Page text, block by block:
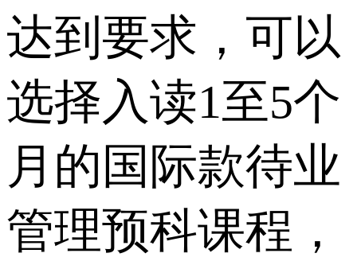
达到要求，可以
选择入读1至5个
月的国际款待业
管理预科课程，